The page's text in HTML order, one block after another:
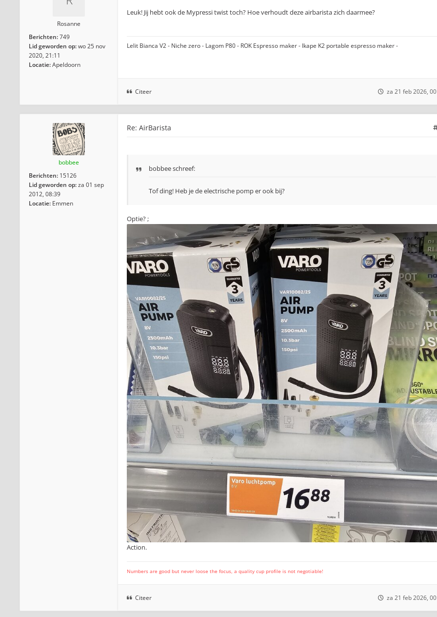
Rosanne
Berichten:749
Lid geworden op:wo 25 nov
2020, 21:11
Locatie:Apeldoorn
Leuk! Jij hebt ook de Mypressi twist toch? Hoe verhoudt deze airbarista zich daarmee?
Lelit Bianca V2 - Niche zero - Lagom P80 - ROK Espresso maker - Ikape K2 portable espresso maker -
Citeer za 21 feb 2026,
bobbee
Berichten: 15126
Lid geworden op:za 01 sep
2012, 08:39
Locatie: Emmen
Re: AirBarista
bobbee schreef:
Tof ding! Heb je de electrische pomp er ook bij?
Optie? ;
Action.
Numbers are good but never loose the focus, a quality cup profile is not negotiable!
Citeer za 21 feb 2026,